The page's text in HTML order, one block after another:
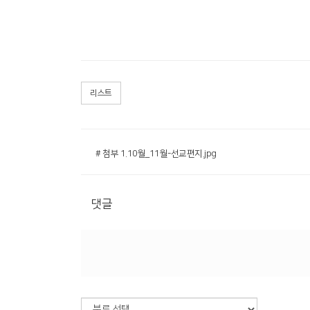
리스트
# 첨부 1.10월_11월-선교편지.jpg
댓글